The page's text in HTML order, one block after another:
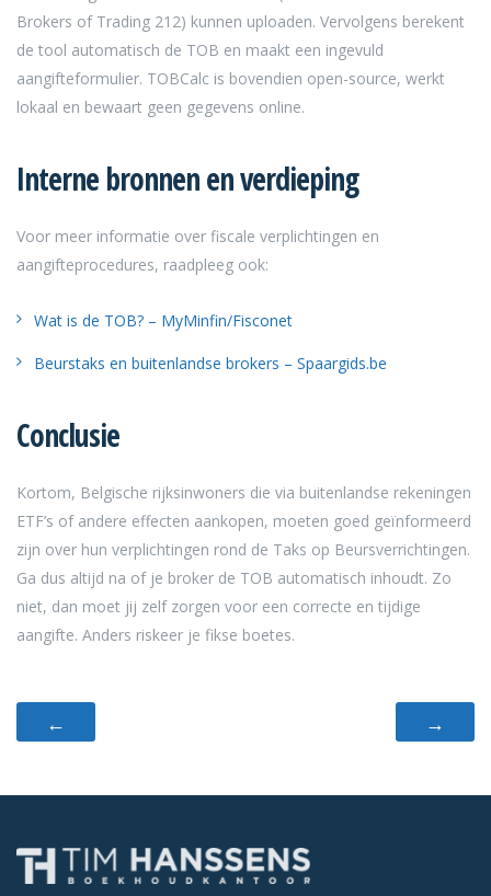
Brokers of Trading 212) kunnen uploaden. Vervolgens berekent
de tool automatisch de TOB en maakt een ingevuld
aangifteformulier. TOBCalc is bovendien open-source, werkt
lokaal en bewaart geen gegevens online.
Interne bronnen en verdieping
Voor meer informatie over fiscale verplichtingen en
aangifteprocedures, raadpleeg ook:
Wat is de TOB? – MyMinfin/Fisconet
Beurstaks en buitenlandse brokers – Spaargids.be
Conclusie
Kortom, Belgische rijksinwoners die via buitenlandse rekeningen
ETF’s of andere effecten aankopen, moeten goed geïnformeerd
zijn over hun verplichtingen rond de Taks op Beursverrichtingen.
Ga dus altijd na of je broker de TOB automatisch inhoudt. Zo
niet, dan moet jij zelf zorgen voor een correcte en tijdige
aangifte. Anders riskeer je fikse boetes.
← →